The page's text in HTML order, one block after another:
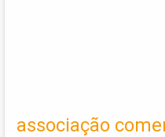
associação